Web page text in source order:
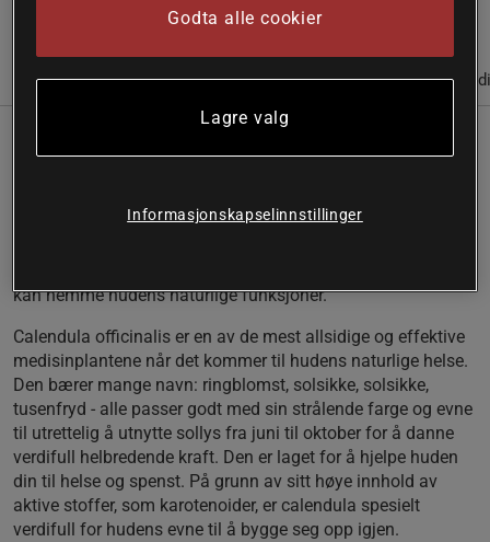
Informasjon Anmeldelser(1) Næringsinformasjon &
Weleda har utviklet de spesielt milde babypleieproduktene i
sensitiv hud og kan brukes fra fødselen. Weledas Babyvård
kan hemme hudens naturlige funksjoner.
Calendula officinalis er en av de mest allsidige og effektive
medisinplantene når det kommer til hudens naturlige helse.
Den bærer mange navn: ringblomst, solsikke, solsikke,
tusenfryd - alle passer godt med sin strålende farge og evne
til utrettelig å utnytte sollys fra juni til oktober for å danne
verdifull helbredende kraft. Den er laget for å hjelpe huden
din til helse og spenst. På grunn av sitt høye innhold av
aktive stoffer, som karotenoider, er calendula spesielt
verdifull for hudens evne til å bygge seg opp igjen.
Godta alle cookier
Lagre valg
Informasjonskapselinnstillinger